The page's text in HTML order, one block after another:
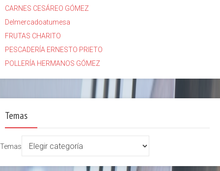
CARNES CESÁREO GÓMEZ
Delmercadoatumesa
FRUTAS CHARITO
PESCADERÍA ERNESTO PRIETO
POLLERÍA HERMANOS GÓMEZ
Temas
Temas